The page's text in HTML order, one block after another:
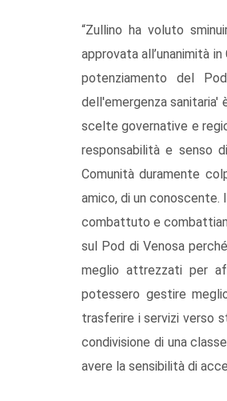
“Zullino ha voluto
approvata all’unanimità
potenziamento del
dell'emergenza
scelte governative e
responsabilità e senso
Comunità duramente
amico, di un
combattuto e
sul Pod di Venosa
meglio attrezzati per
potessero gestire
trasferire i servizi verso
condivisione di una
avere la sensibilità di